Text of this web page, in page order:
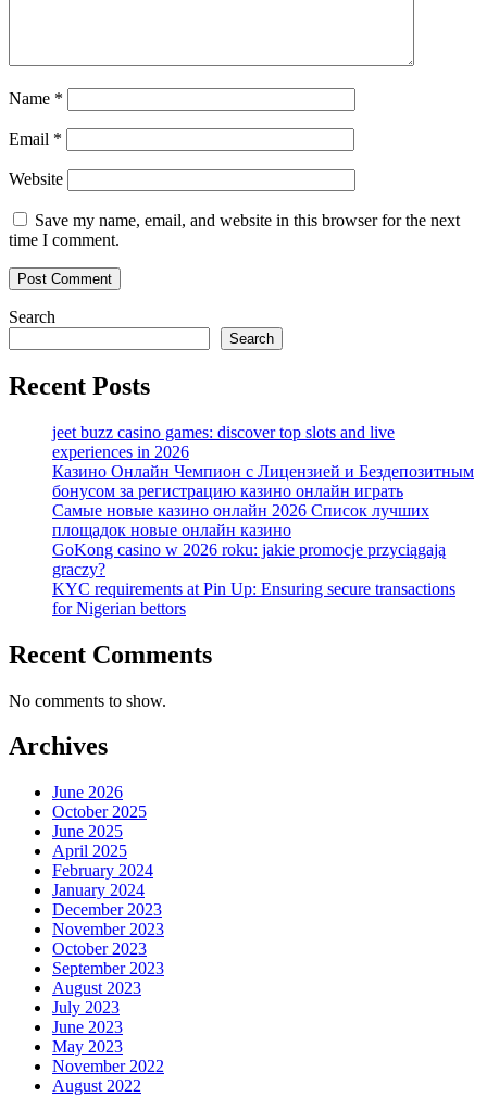
Name *
Email *
Website
Save my name, email, and website in this browser for the next
time I comment.
Search
Search
Recent Posts
jeet buzz casino games: discover top slots and live
experiences in 2026
Казино Онлайн Чемпион с Лицензией и Бездепозитным
бонусом за регистрацию казино онлайн играть
Самые новые казино онлайн 2026 Список лучших
площадок новые онлайн казино
GoKong casino w 2026 roku: jakie promocje przyciągają
graczy?
KYC requirements at Pin Up: Ensuring secure transactions
for Nigerian bettors
Recent Comments
No comments to show.
Archives
June 2026
October 2025
June 2025
April 2025
February 2024
January 2024
December 2023
November 2023
October 2023
September 2023
August 2023
July 2023
June 2023
May 2023
November 2022
August 2022